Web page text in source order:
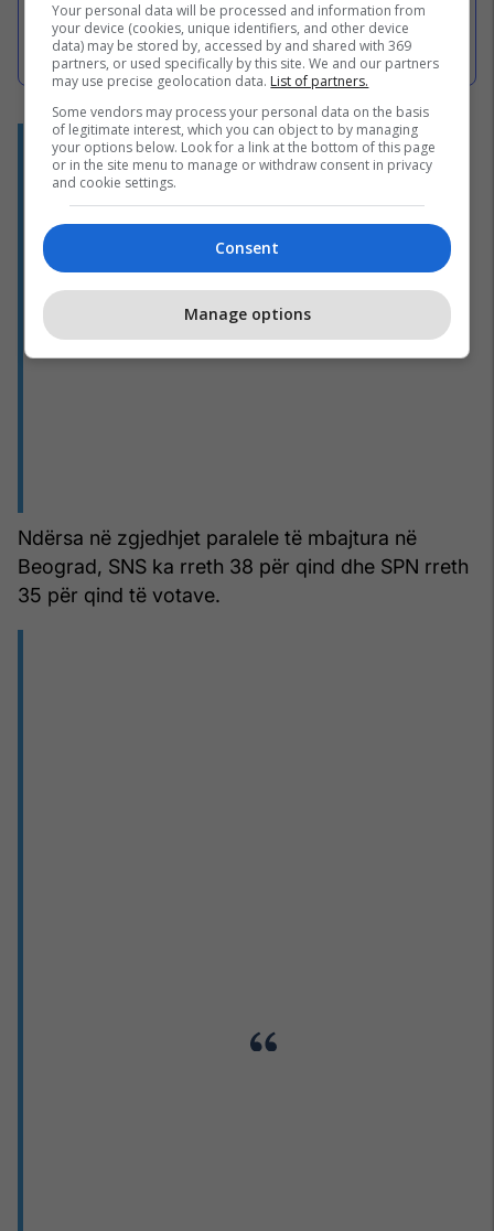
dritareve - pamje të tjera të
momentit kur protestuesit
sulmuan ndërtesën e Kuvendit të
Beogradit në Serbi
Ndërsa në zgjedhjet paralele të mbajtura në
Beograd, SNS ka rreth 38 për qind dhe SPN rreth
35 për qind të votave.
Your personal data will be processed and information from
your device (cookies, unique identifiers, and other device
data) may be stored by, accessed by and shared with 369
partners, or used specifically by this site. We and our partners
may use precise geolocation data. List of partners.
Some vendors may process your personal data on the basis
of legitimate interest, which you can object to by managing
your options below. Look for a link at the bottom of this page
or in the site menu to manage or withdraw consent in privacy
and cookie settings.
Consent
Manage options